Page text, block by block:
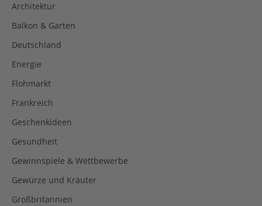
Architektur
Balkon & Garten
Deutschland
Energie
Flohmarkt
Frankreich
Geschenkideen
Gesundheit
Gewinnspiele & Wettbewerbe
Gewürze und Kräuter
Großbritannien